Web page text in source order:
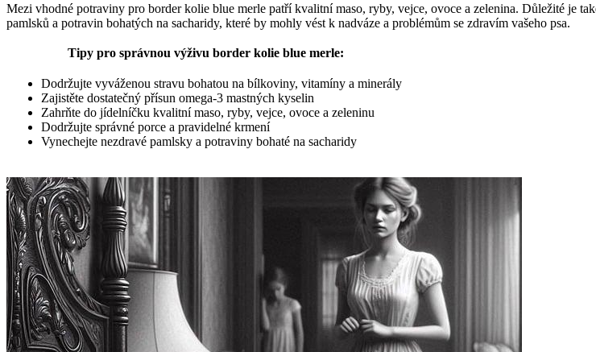
Mezi vhodné potraviny pro border kolie blue merle patří kvalitní maso, ryby, vejce, ovoce a zelenina. Důležité je
pamlsků a potravin bohatých na sacharidy, které by mohly vést k nadváze a problémům se zdravím vašeho psa.
Tipy pro správnou výživu border kolie blue merle:
Dodržujte vyváženou stravu bohatou na bílkoviny, vitamíny a minerály
Zajistěte dostatečný přísun omega-3 mastných kyselin
Zahrňte do jídelníčku kvalitní maso, ryby, vejce, ovoce a zeleninu
Dodržujte správné porce a pravidelné krmení
Vynechejte nezdravé pamlsky a potraviny bohaté na sacharidy